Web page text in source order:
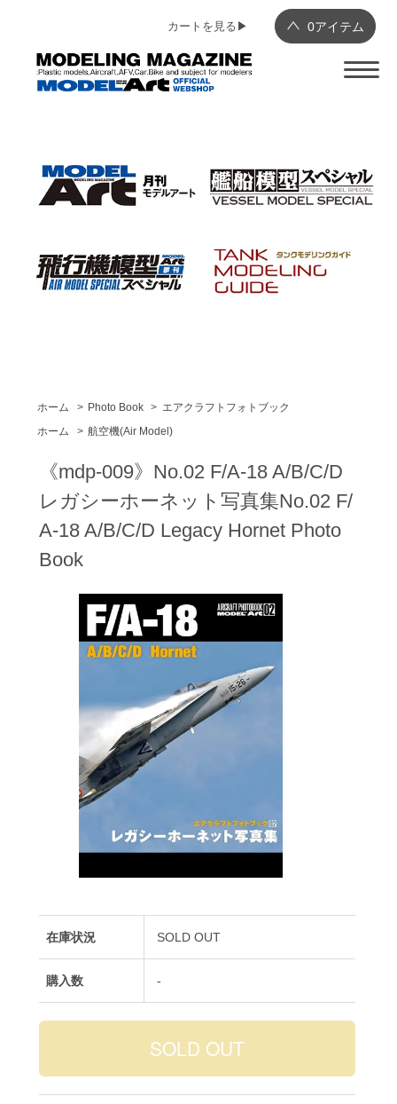
0アイテム
カートを見る▶︎
ホーム > Photo Book > エアクラフトフォトブック
ホーム
> 航空機(Air Model)
《mdp-009》No.02 F/A-18 A/B/C/D
レガシーホーネット写真集No.02 F/
A-18 A/B/C/D Legacy Hornet Photo
Book
在庫状況 SOLD OUT
購入数 -